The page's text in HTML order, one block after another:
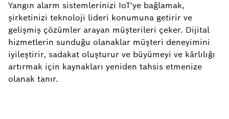
Yangın alarm sistemlerinizi IoT'ye bağlamak,
şirketinizi teknoloji lideri konumuna getirir ve
gelişmiş çözümler arayan müşterileri çeker. Dijital
hizmetlerin sunduğu olanaklar müşteri deneyimini
iyileştirir, sadakat oluşturur ve büyümeyi ve kârlılığı
artırmak için kaynakları yeniden tahsis etmenize
olanak tanır.